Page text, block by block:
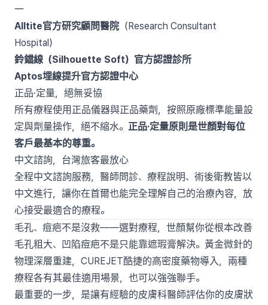
一
Alltite官方研究顧問醫院 （Research Consultant
Hospital）
鈴鐺線（Silhouette Soft）官方認證診所
Aptos埋線提升官方認證中心
正品·定量，絕無妥協
所有療程使用正品儀器與正品藥劑，按照原廠標準能量設
定與劑量操作，絕不縮水。 正品·定量原則是世顏對每位
客戶最基本的尊重。
中文諮詢，台灣旅客最放心
全程中文諮詢服務，醫師問診、療程說明、術後衛教皆以
中文進行，讓你在首爾也能完全理解自己的治療內容，放
心接受最適合的療程。
毛孔、痘疤不是沒救——選對療程，世顏幫你從根本改善
毛孔粗大、凹陷痘疤不是只能靠遮瑕膏解決。黃金微針的
物理深層重建，CUREJET酷捷的高密度藥物導入，兩種
療程各有其最佳適用場景，也可以強強聯手。
最重要的一步，是讓有經驗的皮膚科醫師評估你的皮膚狀